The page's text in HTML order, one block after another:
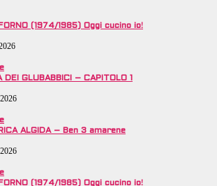
(1974/1985) Oggi cucino io!
DEI GLUBABBICI – CAPITOLO 1
ALGIDA – Ben 3 amarene
(1974/1985) Oggi cucino io!